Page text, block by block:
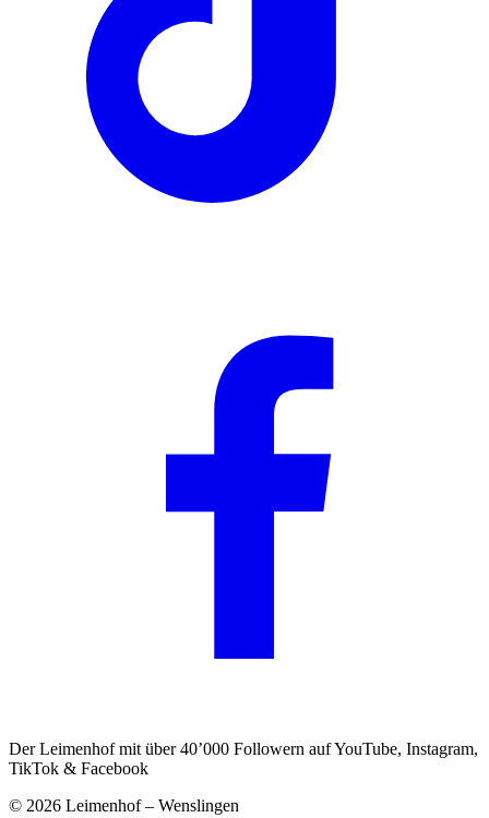
Der Leimenhof mit über 40’000 Followern auf YouTube, Instagram,
TikTok & Facebook
© 2026 Leimenhof – Wenslingen